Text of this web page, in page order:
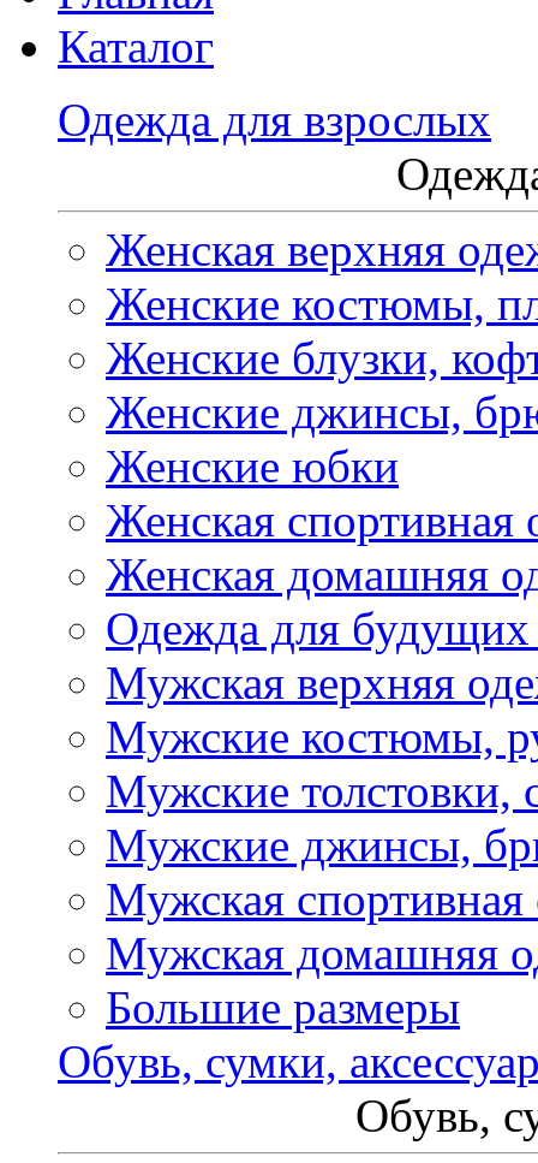
Каталог
Одежда для взрослых
Женская верхняя
Женские костюмы,
Женские блузки,
Женские джинсы,
Женские юбки
Женская спортивная
Женская домашняя
Одежда для
Мужская верхняя
Мужские костюмы,
Мужские толстовки,
Мужские джинсы,
Мужская спортивная
Мужская домашняя
Большие размеры
Обувь, сумки,
Обувь,